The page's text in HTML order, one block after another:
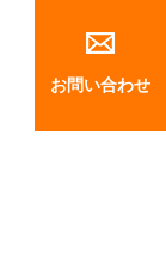
お問い合わせ